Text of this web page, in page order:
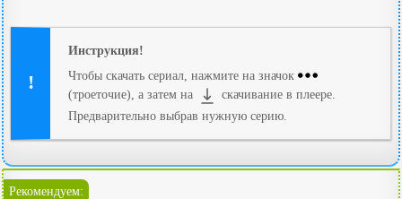
Инструкция!
Чтобы скачать сериал, нажмите на значок
(троеточие), а затем на
скачивание в плеере.
Предварительно выбрав нужную серию.
Рекомендуем: